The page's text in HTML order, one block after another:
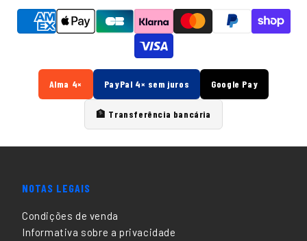
Alma 4× PayPal 4× sem juros Google Pay
🏦 Transferência bancária
NOTAS LEGAIS
Condições de venda
Informativa sobre a privacidade